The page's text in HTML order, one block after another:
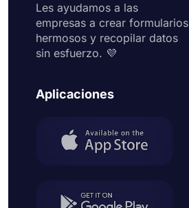
Les ayudamos a las
empresas a crear formularios
hermosos y recopilar datos
sin esfuerzo. 💜
Aplicaciones